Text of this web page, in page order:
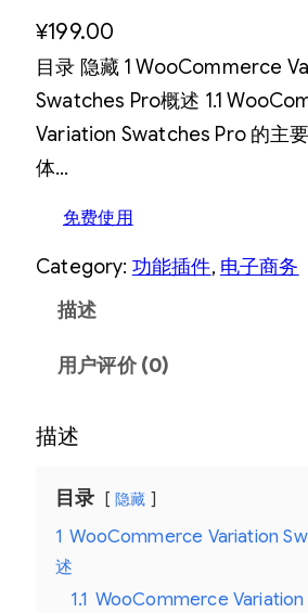
¥199.00
目录 隐藏 1 WooCommerce
Swatches Pro概述 1.1
Variation Swatches Pro 的主要
体…
免费使用
Category: 功能插件, 电子商务
描述
用户评价 (0)
描述
目录 隐藏
1 WooCommerce Variation
述
1.1 WooCommerce